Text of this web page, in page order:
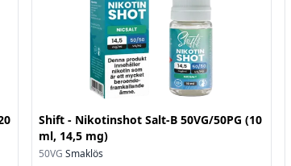
Shift - Nikotinshot Salt-B 50VG/50PG (10
ml, 14,5 mg)
50VG Smaklös